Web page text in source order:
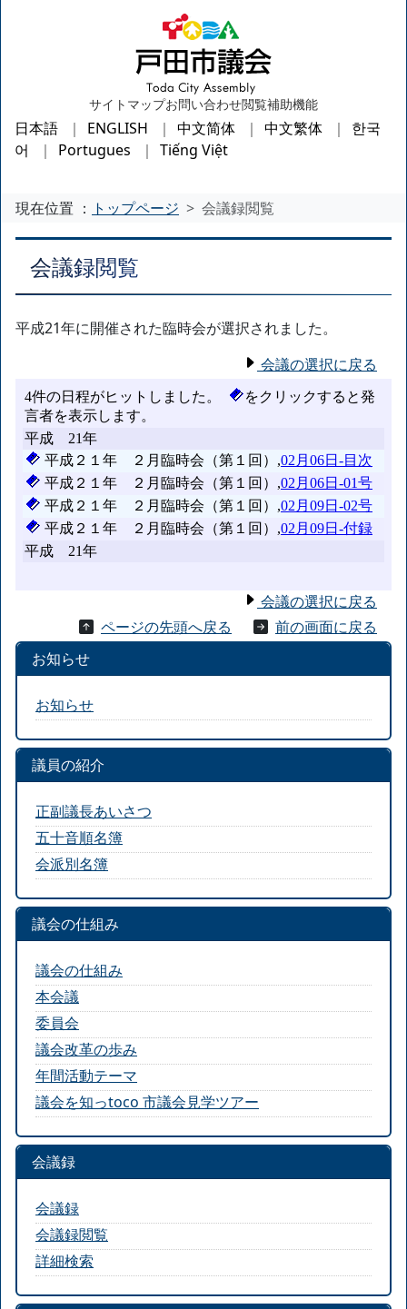
サイトマップお問い合わせ閲覧補助機能
日本語 ENGLISH 中文简体 中文繁体
한국
어
Portugues Tiếng Việt
現在位置 ： トップページ 会議録閲覧
会議録閲覧
平成21年に開催された臨時会が選択されました。
会議の選択に戻る
会議の選択に戻る
ページの先頭へ戻る
前の画面に戻る
お知らせ
お知らせ
議員の紹介
正副議長あいさつ
五十音順名簿
会派別名簿
議会の仕組み
議会の仕組み
本会議
委員会
議会改革の歩み
年間活動テーマ
議会を知っtoco 市議会見学ツアー
会議録
会議録
会議録閲覧
詳細検索